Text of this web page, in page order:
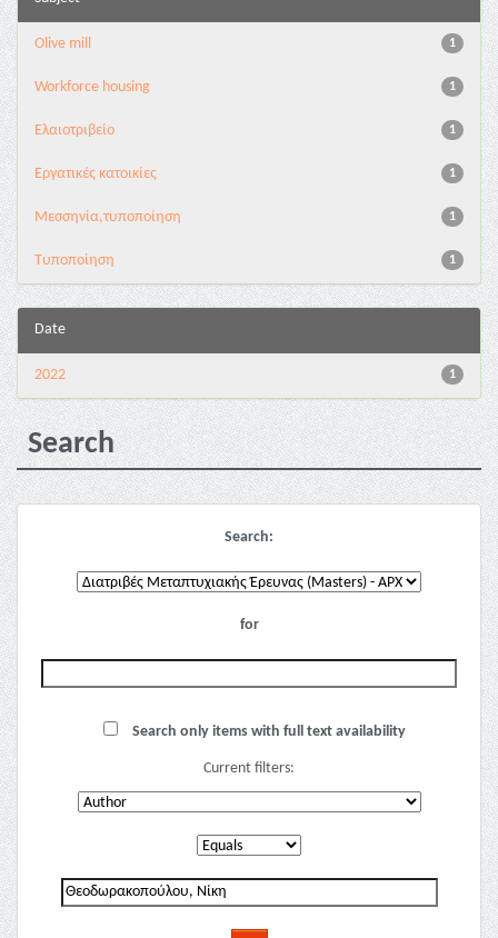
1
Olive mill
1
Workforce housing
1
Ελαιοτριβείο
1
Εργατικές κατοικίες
1
Μεσσηνία,τυποποίηση
1
Τυποποίηση
Date
1
2022
Search
Search:
for
Search only items with full text availability
Current filters: